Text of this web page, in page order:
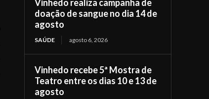
Vinhedo realiza campanha de
doação de sangue no dia 14 de
agosto
SAÚDE agosto 6, 2026
Vinhedo recebe 5ª Mostra de
Teatro entre os dias 10 e 13 de
agosto